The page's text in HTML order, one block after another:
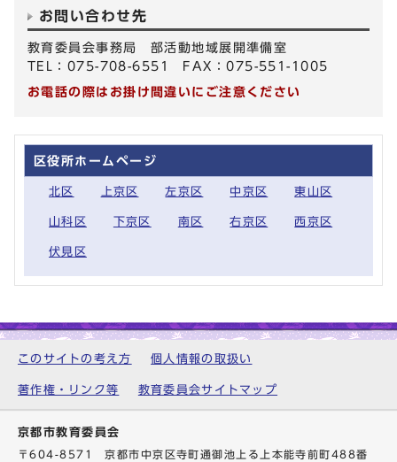
お問い合わせ先
教育委員会事務局 部活動地域展開準備室
TEL：075-708-6551 FAX：075-551-1005
お電話の際はお掛け間違いにご注意ください
区役所ホームページ
北区 上京区 左京区 中京区 東山区
山科区 下京区 南区 右京区 西京区
伏見区
このサイトの考え方 個人情報の取扱い
著作権・リンク等 教育委員会サイトマップ
京都市教育委員会
〒604-8571 京都市中京区寺町通御池上る上本能寺前町488番